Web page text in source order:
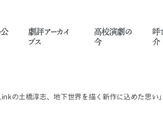
公
劇評アーカイ
ブス
高校演劇の
今
呼
介
の土橋淳志、地下世界を描く新作に込めた思い」